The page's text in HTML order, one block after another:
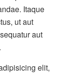
Itaque
ut aut
aut
elit,